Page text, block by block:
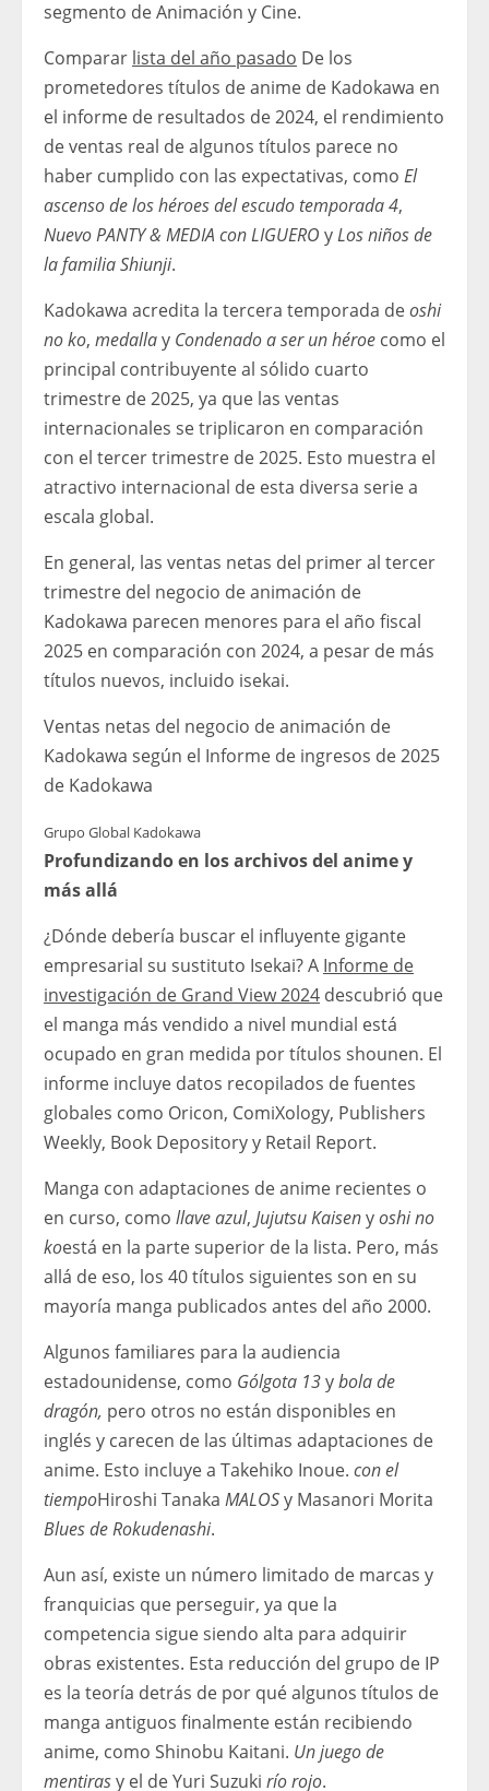
segmento de Animación y Cine.
Comparar lista del año pasado De los
prometedores títulos de anime de Kadokawa en
el informe de resultados de 2024, el rendimiento
de ventas real de algunos títulos parece no
haber cumplido con las expectativas, como El
ascenso de los héroes del escudo temporada 4,
Nuevo PANTY & MEDIA con LIGUERO yLos niños de
la familia Shiunji.
Kadokawa acredita la tercera temporada deoshi
no ko, medallay Condenado a ser un héroe como el
principal contribuyente al sólido cuarto
trimestre de 2025, ya que las ventas
internacionales se triplicaron en comparación
con el tercer trimestre de 2025. Esto muestra el
atractivo internacional de esta diversa serie a
escala global.
En general, las ventas netas del primer al tercer
trimestre del negocio de animación de
Kadokawa parecen menores para el año fiscal
2025 en comparación con 2024, a pesar de más
títulos nuevos, incluido isekai.
Ventas netas del negocio de animación de
Kadokawa según el Informe de ingresos de 2025
de Kadokawa
Grupo Global Kadokawa
Profundizando en los archivos del anime y
más allá
¿Dónde debería buscar el influyente gigante
empresarial su sustituto Isekai? A Informe de
investigación de Grand View 2024 descubrió que
el manga más vendido a nivel mundial está
ocupado en gran medida por títulos shounen. El
informe incluye datos recopilados de fuentes
globales como Oricon, ComiXology, Publishers
Weekly, Book Depository y Retail Report.
Manga con adaptaciones de anime recientes o
en curso, como llave azul, Jujutsu Kaisenyoshi no
koestá en la parte superior de la lista. Pero, más
allá de eso, los 40 títulos siguientes son en su
mayoría manga publicados antes del año 2000.
Algunos familiares para la audiencia
estadounidense, como Gólgota 13ybola de
dragón, pero otros no están disponibles en
inglés y carecen de las últimas adaptaciones de
anime. Esto incluye a Takehiko Inoue. con el
tiempoHiroshi Tanaka MALOSy Masanori Morita
Blues de Rokudenashi.
Aun así, existe un número limitado de marcas y
franquicias que perseguir, ya que la
competencia sigue siendo alta para adquirir
obras existentes. Esta reducción del grupo de IP
es la teoría detrás de por qué algunos títulos de
manga antiguos finalmente están recibiendo
anime, como Shinobu Kaitani. Un juego de
mentirasy el de Yuri Suzuki río rojo.